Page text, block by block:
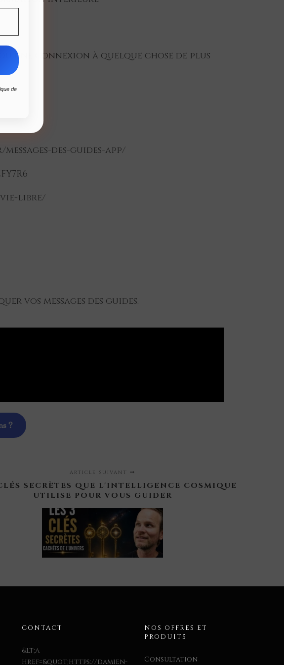
une connexion à quelque chose de plus
des-guides-app/
libre/
vos messages des guides.
?
de
ARTICLE SUIVANT
SECRÈTES QUE L'INTELLIGENCE COSMIQUE
UTILISE POUR VOUS GUIDER
CONTACT
&lt;a
href=&quot;https://damien-
NOS OFFRES ET
PRODUITS
Consultation